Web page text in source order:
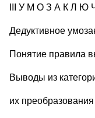
III У М О З А К Л Ю
Дедуктивное
Понятие правила
Выводы из
их